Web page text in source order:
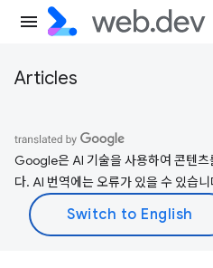
Articles
Google은 AI 기술을 사용하여 콘텐츠
다. AI 번역에는 오류가 있을 수 있습니